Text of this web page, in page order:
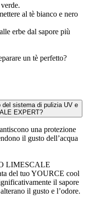
al tè bianco e nero
erbe dal sapore più
un tè perfetto?
del sistema di pulizia UV e
EXPERT?
una protezione
il gusto dell’acqua
LIMESCALE
del tuo YOURCE cool
il sapore
il gusto e l’odore.